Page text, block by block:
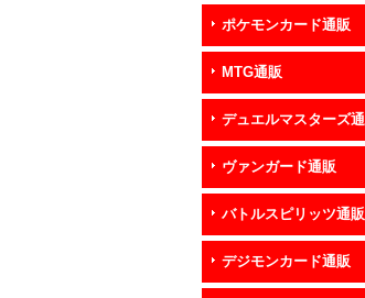
ポケモンカード通販
MTG通販
デュエルマスターズ
ヴァンガード通販
バトルスピリッツ通販
デジモンカード通販